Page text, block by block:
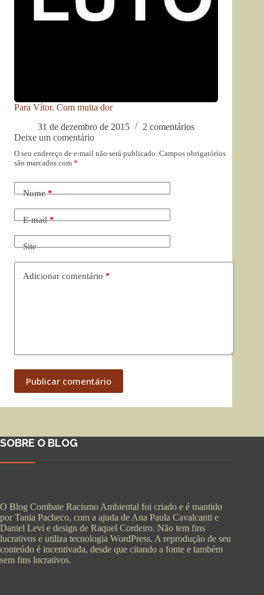
Para Vítor. Com muita dor
31 de dezembro de 2015
2 comentários
Deixe um comentário
O seu endereço de e-mail não será publicado. Campos obrigatórios
são marcados com *
Nome*
E-mail*
Site
Adicionar comentário *
Publicar comentário
SOBRE O BLOG
O Blog Combate Racismo Ambiental foi criado e é mantido
por Tania Pacheco, com a ajuda de Ana Paula Cavalcanti e
Daniel Levi e design de Raquel Cordeiro. Não tem fins
lucrativos e utiliza tecnologia WordPress. A reprodução de seu
conteúdo é incentivada, desde que citando a fonte e também
sem fins lucrativos.